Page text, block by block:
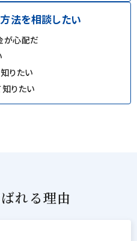
法を相談したい
が心配だ
りたい
りたい
れる理由